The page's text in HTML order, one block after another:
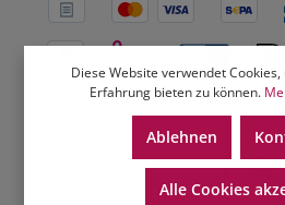
Diese Website verwendet
Erfahrung bieten zu können.
Ablehnen
Alle Cookies